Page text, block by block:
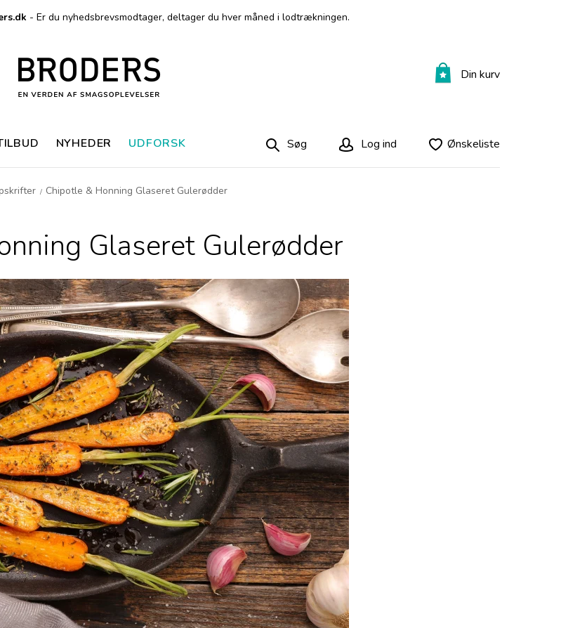
- Er du nyhedsbrevsmodtager, deltager du hver måned i lodtrækningen.
Din kurv
NYHEDER UDFORSK Søg Log ind Ønskeliste
/ Chipotle & Honning Glaseret Gulerødder
Glaseret Gulerødder